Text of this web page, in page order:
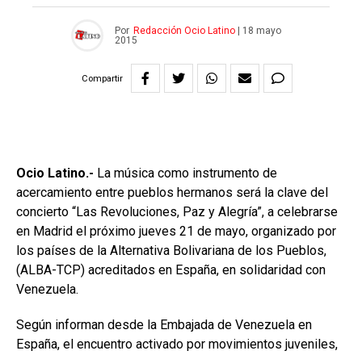
Por Redacción Ocio Latino|
18 mayo
2015
Compartir
Ocio Latino.- La música como instrumento de
acercamiento entre pueblos hermanos será la clave del
concierto “Las Revoluciones, Paz y Alegría”, a celebrarse
en Madrid el próximo jueves 21 de mayo, organizado por
los países de la Alternativa Bolivariana de los Pueblos,
(ALBA-TCP) acreditados en España, en solidaridad con
Venezuela.
Según informan desde la Embajada de Venezuela en
España, el encuentro activado por movimientos juveniles,